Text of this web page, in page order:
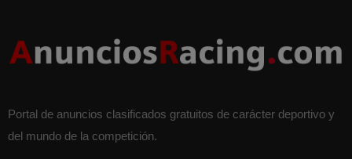
Portal de anuncios clasificados gratuitos de carácter deportivo y
del mundo de la competición.